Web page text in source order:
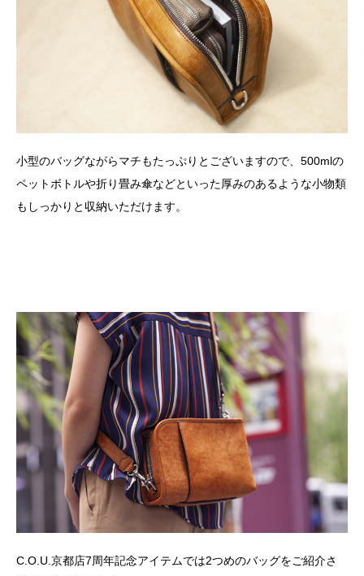
小型のバッグながらマチもたっぷりとございますので、500mlの
ペットボトルや折り畳み傘などといった厚みのあるような小物類
もしっかりと収納いただけます。
C.O.U.京都店7周年記念アイテムでは2つめのバッグをご紹介さ